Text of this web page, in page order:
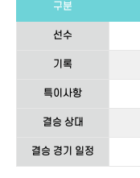
구분
선수
기록
특이사항
결승 상대
결승 경기 일정